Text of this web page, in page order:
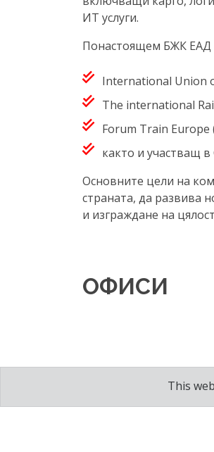
ИТ услуги.
Понастоящем БЖК ЕАД
International Union
The international
Forum Train Europe
както и участващ
Основните цели на
страната, да развива
и изграждане на
ОФИСИ
This